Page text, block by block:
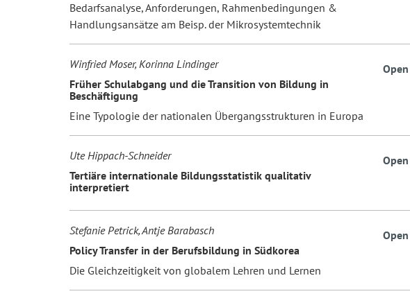
Bedarfsanalyse, Anforderungen, Rahmenbedingungen &
Handlungsansätze am Beisp. der Mikrosystemtechnik
Winfried Moser, Korinna Lindinger
Früher Schulabgang und die Transition von Bildung in
Beschäftigung
Eine Typologie der nationalen Übergangsstrukturen in Europa
Ute Hippach-Schneider
Tertiäre internationale Bildungsstatistik qualitativ
interpretiert
Stefanie Petrick, Antje Barabasch
Policy Transfer in der Berufsbildung in Südkorea
Die Gleichzeitigkeit von globalem Lehren und Lernen